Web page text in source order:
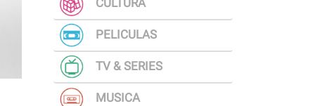
CULTURA
PELICULAS
TV & SERIES
MUSICA